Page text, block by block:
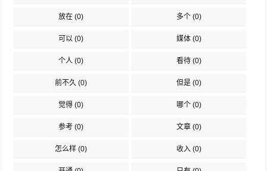
放在 (0) 多个(0)
可以 (0) 媒体(0)
个人 (0) 看待(0)
前不久 (0) 但是(0)
觉得 (0) 哪个(0)
参考 (0) 文章(0)
怎么样 (0) 收入(0)